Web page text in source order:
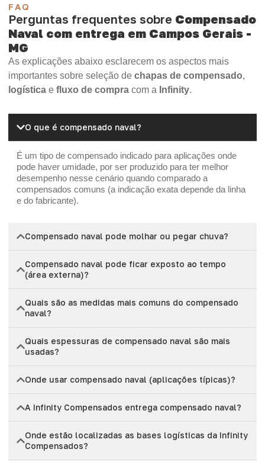
FAQ
Perguntas frequentes sobre Compensado
Naval com entrega em Campos Gerais -
MG
As explicações abaixo esclarecem os aspectos mais
importantes sobre seleção de chapas de compensado,
logística e fluxo de compra com a Infinity.
O que é compensado naval?
É um tipo de compensado indicado para aplicações onde
pode haver umidade, por ser produzido para ter melhor
desempenho nesse cenário quando comparado a
compensados comuns (a indicação exata depende da linha
e do fabricante).
Compensado naval pode molhar ou pegar chuva?
Compensado naval pode ficar exposto ao tempo
(área externa)?
Quais são as medidas mais comuns do compensado
naval?
Quais espessuras de compensado naval são mais
usadas?
Onde usar compensado naval (aplicações típicas)?
A Infinity Compensados entrega compensado naval?
Onde estão localizadas as bases logísticas da Infinity
Compensados?